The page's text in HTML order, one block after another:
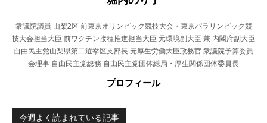
衆議院議員 山梨2区 前東京オリンピック競技大会・東京パラリンピック競
技大会担当大臣 前ワクチン接種推進担当大臣 元環境副大臣 兼 内閣府副大臣
自由民主党山梨県第二選挙区支部長 元厚生労働大臣政務官 衆議院予算委員
会理事 自由民主党総務 自由民主党団体総局・厚生関係団体委員長
プロフィール
今週よく読まれている記事